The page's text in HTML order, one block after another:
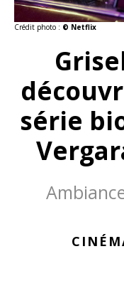
Crédit photo : © Netflix
série